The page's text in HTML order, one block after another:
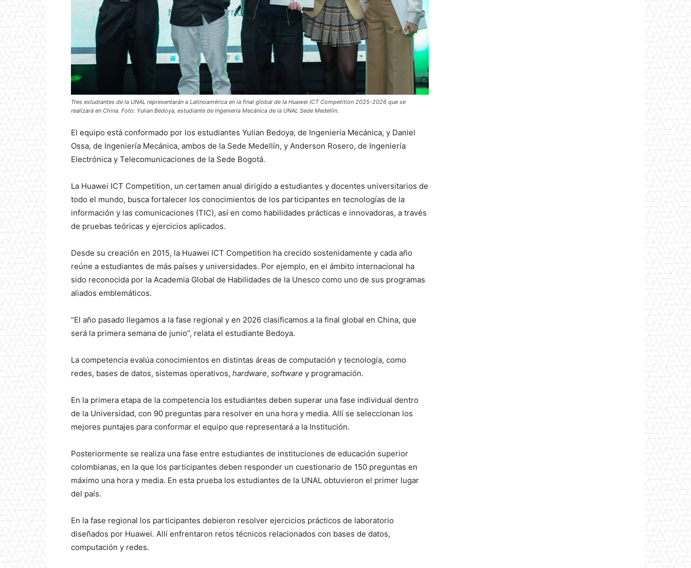
Tres estudiantes de la UNAL representarán a Latinoamérica en la final global de la Huawei ICT Competition 2025-2026 que se
realizará en China. Foto: Yulian Bedoya, estudiante de Ingeniería Mecánica de la UNAL Sede Medellín.
El equipo está conformado por los estudiantes Yulian Bedoya, de Ingeniería Mecánica, y Daniel
Ossa, de Ingeniería Mecánica, ambos de la Sede Medellín, y Anderson Rosero, de Ingeniería
Electrónica y Telecomunicaciones de la Sede Bogotá.
La Huawei ICT Competition, un certamen anual dirigido a estudiantes y docentes universitarios de
todo el mundo, busca fortalecer los conocimientos de los participantes en tecnologías de la
información y las comunicaciones (TIC), así en como habilidades prácticas e innovadoras, a través
de pruebas teóricas y ejercicios aplicados.
Desde su creación en 2015, la Huawei ICT Competition ha crecido sostenidamente y cada año
reúne a estudiantes de más países y universidades. Por ejemplo, en el ámbito internacional ha
sido reconocida por la Academia Global de Habilidades de la Unesco como uno de sus programas
aliados emblemáticos.
“El año pasado llegamos a la fase regional y en 2026 clasificamos a la final global en China, que
será la primera semana de junio”, relata el estudiante Bedoya.
La competencia evalúa conocimientos en distintas áreas de computación y tecnología, como
redes, bases de datos, sistemas operativos, hardware, software y programación.
En la primera etapa de la competencia los estudiantes deben superar una fase individual dentro
de la Universidad, con 90 preguntas para resolver en una hora y media. Allí se seleccionan los
mejores puntajes para conformar el equipo que representará a la Institución.
Posteriormente se realiza una fase entre estudiantes de instituciones de educación superior
colombianas, en la que los participantes deben responder un cuestionario de 150 preguntas en
máximo una hora y media. En esta prueba los estudiantes de la UNAL obtuvieron el primer lugar
del país.
En la fase regional los participantes debieron resolver ejercicios prácticos de laboratorio
diseñados por Huawei. Allí enfrentaron retos técnicos relacionados con bases de datos,
computación y redes.